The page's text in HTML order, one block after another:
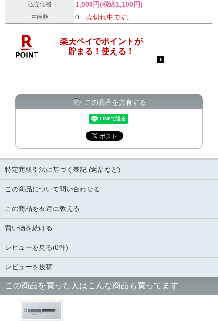
販売価格 1,000円(税込1,100円)
在庫数 0 売切れ中です。
この商品を共有する
特定商取引法に基づく表記 (返品など)
この商品について問い合わせる
この商品を友達に教える
買い物を続ける
レビューを見る(0件)
レビューを投稿
この商品を買った人はこんな商品も買ってます